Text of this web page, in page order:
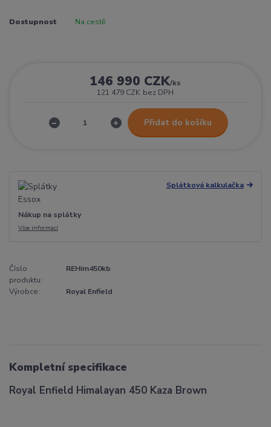
Dostupnost Na cestě
146 990 CZK/ks
121 479 CZK bez DPH
Přidat do košíku
Splátková kalkulačka
Nákup na splátky
Více informací
Číslo
produktu:
REHim450kb
Výrobce: Royal Enfield
Kompletní specifikace
Royal Enfield Himalayan 450 Kaza Brown